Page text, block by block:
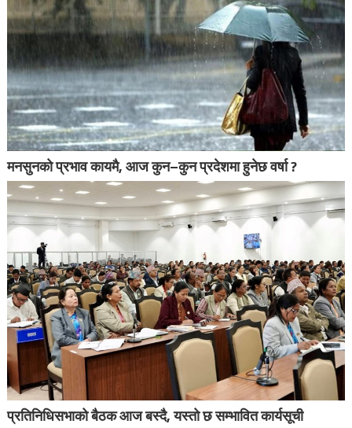
मनसुनको प्रभाव कायमै, आज कुन–कुन प्रदेशमा हुनेछ वर्षा ?
प्रतिनिधिसभाको बैठक आज बस्दै, यस्तो छ सम्भावित कार्यसूची